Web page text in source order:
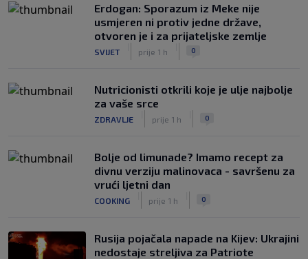
Erdogan: Sporazum iz Meke nije
usmjeren ni protiv jedne države,
otvoren je i za prijateljske zemlje
SVIJET prije 1 h 0
Nutricionisti otkrili koje je ulje najbolje
za vaše srce
ZDRAVLJE prije 1 h 0
Bolje od limunade? Imamo recept za
divnu verziju malinovaca - savršenu za
vrući ljetni dan
COOKING prije 1 h 0
Rusija pojačala napade na Kijev: Ukrajini
nedostaje streljiva za Patriote